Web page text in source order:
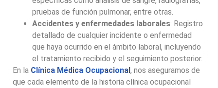
pruebas de función pulmonar, entre otras.
Accidentes y enfermedades laborales: Registro
detallado de cualquier incidente o enfermedad
que haya ocurrido en el ámbito laboral, incluyendo
el tratamiento recibido y el seguimiento posterior.
En la Clínica Médica Ocupacional, nos aseguramos de
que cada elemento de la historia clínica ocupacional